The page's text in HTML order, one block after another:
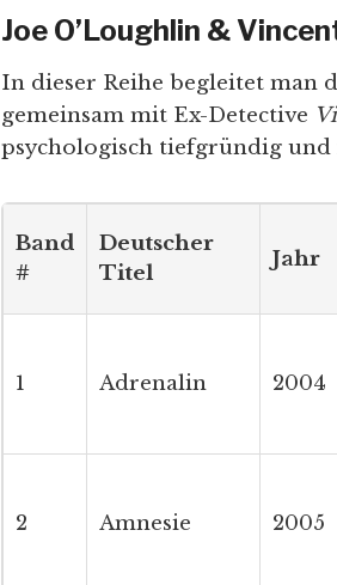
Joe O’Loughlin &
In dieser Reihe begleitet man
gemeinsam mit Ex-Detective
psychologisch tiefgründig
Band
#
Deutscher
Titel
Jahr
1 Adrenalin 2004
2 Amnesie 2005